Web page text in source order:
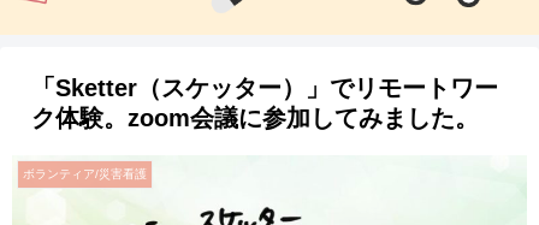
「Sketter（スケッター）」でリモートワー
ク体験。zoom会議に参加してみました。
ボランティア/災害看護